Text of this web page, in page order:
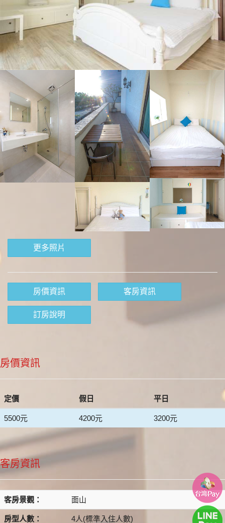
更多照片
房價資訊 客房資訊
訂房說明
房價資訊
定價 假日 平日
5500元 4200元 3200元
客房資訊
客房景觀： 面山
房型人數： 4人(標準入住人數)